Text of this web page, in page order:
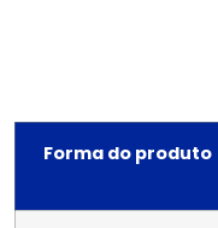
Forma do produto